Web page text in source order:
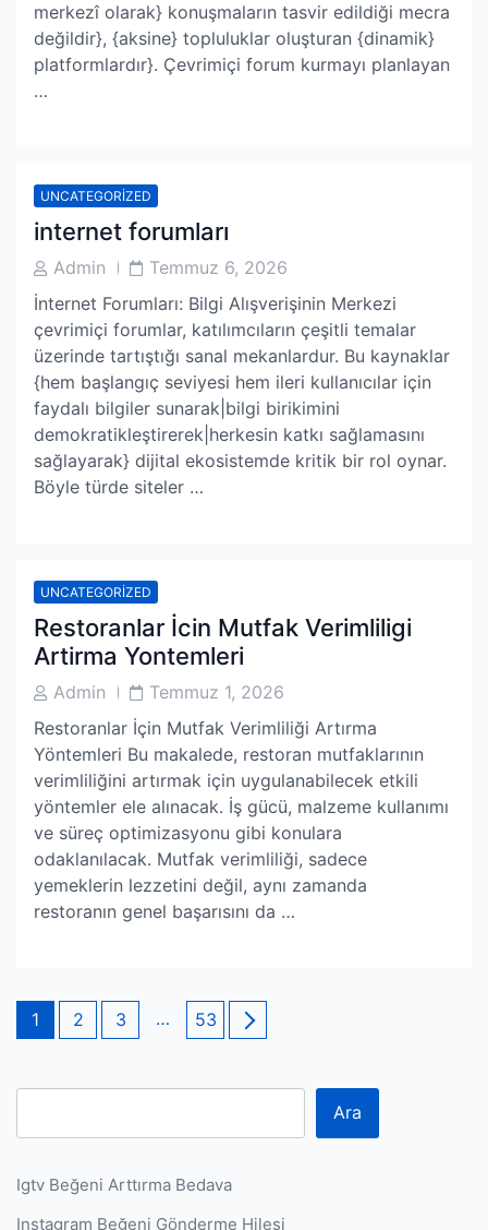
merkezî olarak} konuşmaların tasvir edildiği mecra
değildir}, {aksine} topluluklar oluşturan {dinamik}
platformlardır}. Çevrimiçi forum kurmayı planlayan
…
UNCATEGORIZED
internet forumları
PostAdmin
PostTemmuz 6, 2026
İnternet Forumları: Bilgi Alışverişinin Merkezi
çevrimiçi forumlar, katılımcıların çeşitli temalar
üzerinde tartıştığı sanal mekanlardur. Bu kaynaklar
{hem başlangıç seviyesi hem ileri kullanıcılar için
faydalı bilgiler sunarak|bilgi birikimini
demokratikleştirerek|herkesin katkı sağlamasını
sağlayarak} dijital ekosistemde kritik bir rol oynar.
Böyle türde siteler …
UNCATEGORIZED
Restoranlar İcin Mutfak Verimliligi
Artirma Yontemleri
PostAdmin
PostTemmuz 1, 2026
Restoranlar İçin Mutfak Verimliliği Artırma
Yöntemleri Bu makalede, restoran mutfaklarının
verimliliğini artırmak için uygulanabilecek etkili
yöntemler ele alınacak. İş gücü, malzeme kullanımı
ve süreç optimizasyonu gibi konulara
odaklanılacak. Mutfak verimliliği, sadece
yemeklerin lezzetini değil, aynı zamanda
restoranın genel başarısını da …
Yazı
sayfalaması
Page
1 Page
2 Page
3 … Page
53
Ara
Igtv Beğeni Arttırma Bedava
Instagram Beğeni Gönderme Hilesi